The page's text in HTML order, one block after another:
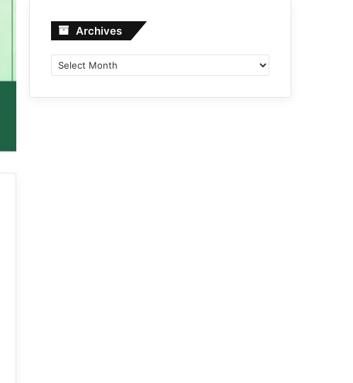
Archives Archives